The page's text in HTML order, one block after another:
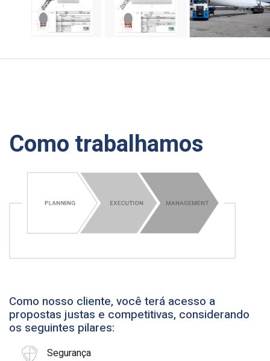
Como trabalhamos
Como nosso cliente, você terá acesso a
propostas justas e competitivas, considerando
os seguintes pilares:
Segurança